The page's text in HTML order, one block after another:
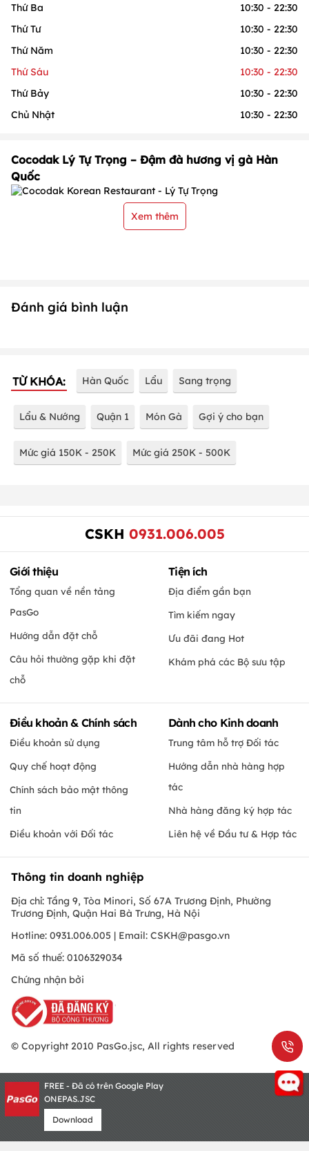
Thứ Ba
10:30 - 22:30
Thứ Tư
10:30 - 22:30
Thứ Năm
10:30 - 22:30
Thứ Sáu
10:30 - 22:30
Thứ Bảy
10:30 - 22:30
Chủ Nhật
10:30 - 22:30
Cocodak Lý Tự Trọng – Đậm đà hương vị gà Hàn
Quốc
Xem thêm
Đánh giá bình luận
TỪ KHÓA: Hàn Quốc Lẩu Sang trọng
Lẩu & Nướng Quận 1 Món Gà Gợi ý cho bạn
Mức giá 150K - 250K Mức giá 250K - 500K
CSKH 0931.006.005
Giới thiệu
Tổng quan về nền tảng
PasGo
Hướng dẫn đặt chỗ
Câu hỏi thường gặp khi đặt
chỗ
Tiện ích
Địa điểm gần bạn
Tìm kiếm ngay
Ưu đãi đang Hot
Khám phá các Bộ sưu tập
Điều khoản & Chính sách
Điều khoản sử dụng
Quy chế hoạt động
Chính sách bảo mật thông
tin
Điều khoản với Đối tác
Dành cho Kinh doanh
Trung tâm hỗ trợ Đối tác
Hướng dẫn nhà hàng hợp
tác
Nhà hàng đăng ký hợp tác
Liên hệ về Đầu tư & Hợp tác
Thông tin doanh nghiệp
Địa chỉ: Tầng 9, Tòa Minori, Số 67A Trương Định, Phường
Trương Định, Quận Hai Bà Trưng, Hà Nội
Hotline: 0931.006.005 | Email: CSKH@pasgo.vn
Mã số thuế: 0106329034
Chứng nhận bởi
© Copyright 2010 PasGo.jsc, All rights reserved
FREE - Đã có trên Google Play
ONEPAS.JSC
Download